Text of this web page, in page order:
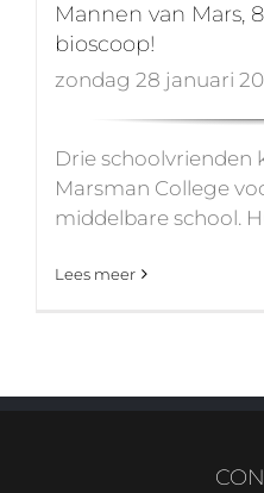
Mannen van Mars,
bioscoop!
zondag 28 januari
Drie schoolvrienden
Marsman College
middelbare school.
Lees meer